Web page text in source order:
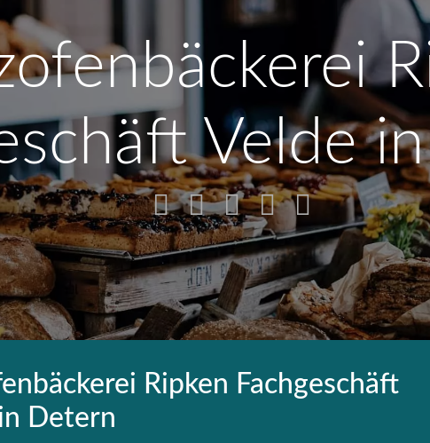
Velde
Ripken Fachgeschäft
Detern